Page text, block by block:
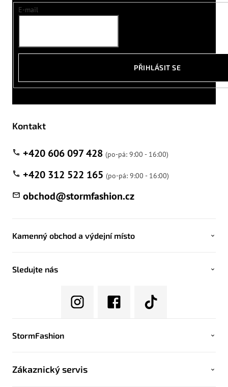
E-mail
PŘIHLÁSIT SE
Kontakt
obchod@stormfashion.cz
+420 606 097 428
+420 312 522 165
Kamenný obchod a výdejní místo
Sledujte nás
StormFashion
Zákaznický servis